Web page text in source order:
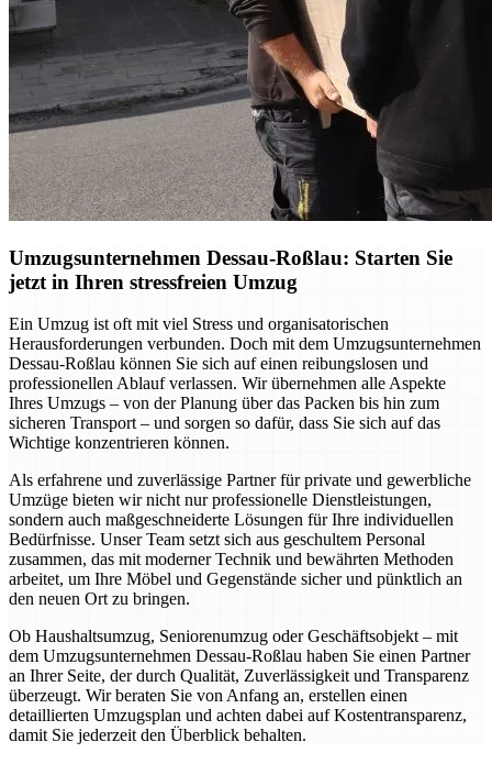
Umzugsunternehmen Dessau-Roßlau: Starten Sie
jetzt in Ihren stressfreien Umzug
Ein Umzug ist oft mit viel Stress und organisatorischen
Herausforderungen verbunden. Doch mit dem Umzugsunternehmen
Dessau-Roßlau können Sie sich auf einen reibungslosen und
professionellen Ablauf verlassen. Wir übernehmen alle Aspekte
Ihres Umzugs – von der Planung über das Packen bis hin zum
sicheren Transport – und sorgen so dafür, dass Sie sich auf das
Wichtige konzentrieren können.
Als erfahrene und zuverlässige Partner für private und gewerbliche
Umzüge bieten wir nicht nur professionelle Dienstleistungen,
sondern auch maßgeschneiderte Lösungen für Ihre individuellen
Bedürfnisse. Unser Team setzt sich aus geschultem Personal
zusammen, das mit moderner Technik und bewährten Methoden
arbeitet, um Ihre Möbel und Gegenstände sicher und pünktlich an
den neuen Ort zu bringen.
Ob Haushaltsumzug, Seniorenumzug oder Geschäftsobjekt – mit
dem Umzugsunternehmen Dessau-Roßlau haben Sie einen Partner
an Ihrer Seite, der durch Qualität, Zuverlässigkeit und Transparenz
überzeugt. Wir beraten Sie von Anfang an, erstellen einen
detaillierten Umzugsplan und achten dabei auf Kostentransparenz,
damit Sie jederzeit den Überblick behalten.